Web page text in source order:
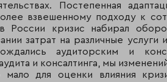
Постепенная
взвешенному подходу к
России кризис набирал
затрат на различные
аудиторским и
и консалтинга, мы
мало для оценки влияния